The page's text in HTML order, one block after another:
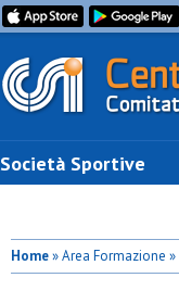
Società Sportive
Home» Area Formazione »